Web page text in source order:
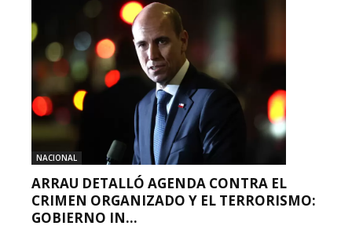
NACIONAL
ARRAU DETALLÓ AGENDA CONTRA EL
CRIMEN ORGANIZADO Y EL TERRORISMO:
GOBIERNO IN...